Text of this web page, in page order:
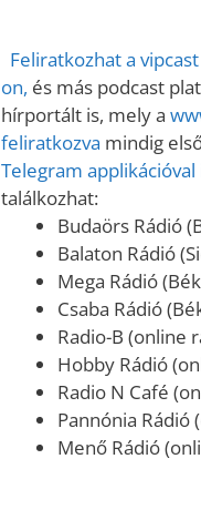
Feliratkozhat a
on, és más podcast
hírportált is, mely a
feliratkozva mindig
Telegram applikációval
találkozhat:
Budaörs Rádió
Balaton Rádió
Mega Rádió
Csaba Rádió
Radio-B (online
Hobby Rádió
Radio N Café
Pannónia Rádió
Menő Rádió